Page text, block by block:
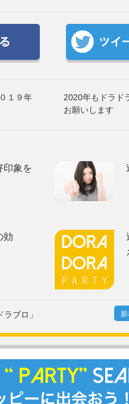
１９年
2020年もドラド
お願いします
印象を
効
ブロ」